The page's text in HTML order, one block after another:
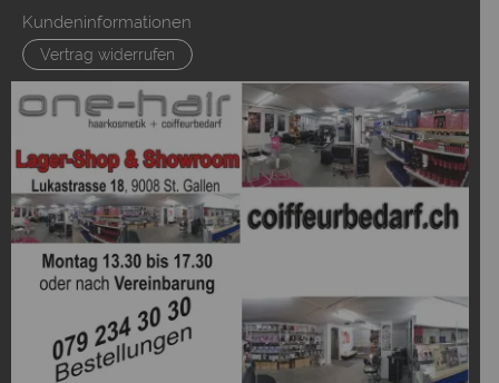
Kundeninformationen
Vertrag widerrufen